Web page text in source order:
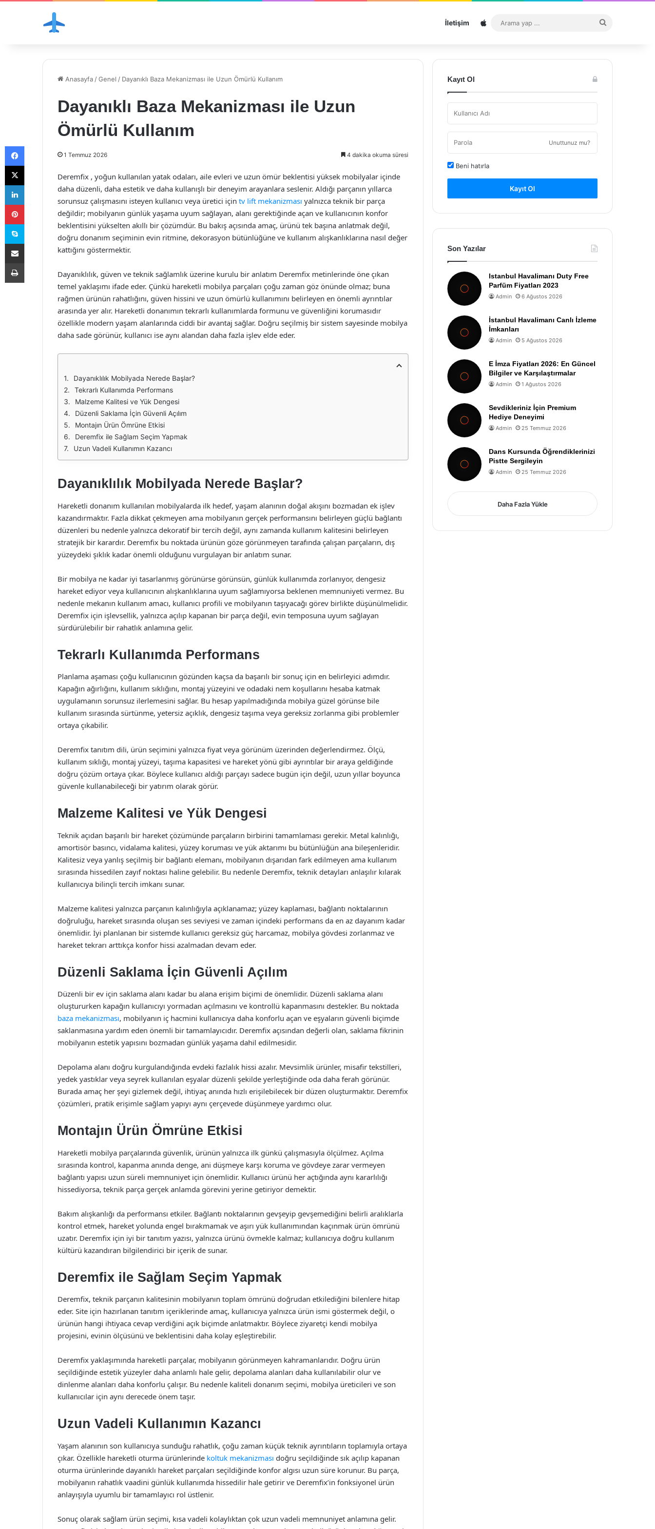
İletişim Sitemap
...
Anasayfa /Genel / Dayanıklı Baza Mekanizması ile Uzun Ömürlü Kullanım
Dayanıklı Baza Mekanizması ile Uzun
Ömürlü Kullanım
1 Temmuz 2026 4 dakika okuma süresi
Deremfix , yoğun kullanılan yatak odaları, aile evleri ve uzun ömür beklentisi yüksek mobilyalar içinde
daha düzenli, daha estetik ve daha kullanışlı bir deneyim arayanlara seslenir. Aldığı parçanın yıllarca
sorunsuz çalışmasını isteyen kullanıcı veya üretici için tv lift mekanizması yalnızca teknik bir parça
değildir; mobilyanın günlük yaşama uyum sağlayan, alanı gerektiğinde açan ve kullanıcının konfor
beklentisini yükselten akıllı bir çözümdür. Bu bakış açısında amaç, ürünü tek başına anlatmak değil,
doğru donanım seçiminin evin ritmine, dekorasyon bütünlüğüne ve kullanım alışkanlıklarına nasıl değer
kattığını göstermektir.
Dayanıklılık, güven ve teknik sağlamlık üzerine kurulu bir anlatım Deremfix metinlerinde öne çıkan
temel yaklaşımı ifade eder. Çünkü hareketli mobilya parçaları çoğu zaman göz önünde olmaz; buna
rağmen ürünün rahatlığını, güven hissini ve uzun ömürlü kullanımını belirleyen en önemli ayrıntılar
arasında yer alır. Hareketli donanımın tekrarlı kullanımlarda formunu ve güvenliğini korumasıdır
özellikle modern yaşam alanlarında ciddi bir avantaj sağlar. Doğru seçilmiş bir sistem sayesinde mobilya
daha sade görünür, kullanıcı ise aynı alandan daha fazla işlev elde eder.
Dayanıklılık Mobilyada Nerede Başlar?
Tekrarlı Kullanımda Performans
Malzeme Kalitesi ve Yük Dengesi
Düzenli Saklama İçin Güvenli Açılım
Montajın Ürün Ömrüne Etkisi
Deremfix ile Sağlam Seçim Yapmak
Uzun Vadeli Kullanımın Kazancı
Dayanıklılık Mobilyada Nerede Başlar?
Hareketli donanım kullanılan mobilyalarda ilk hedef, yaşam alanının doğal akışını bozmadan ek işlev
kazandırmaktır. Fazla dikkat çekmeyen ama mobilyanın gerçek performansını belirleyen güçlü bağlantı
düzenleri bu nedenle yalnızca dekoratif bir tercih değil, aynı zamanda kullanım kalitesini belirleyen
stratejik bir karardır. Deremfix bu noktada ürünün göze görünmeyen tarafında çalışan parçaların, dış
yüzeydeki şıklık kadar önemli olduğunu vurgulayan bir anlatım sunar.
Bir mobilya ne kadar iyi tasarlanmış görünürse görünsün, günlük kullanımda zorlanıyor, dengesiz
hareket ediyor veya kullanıcının alışkanlıklarına uyum sağlamıyorsa beklenen memnuniyeti vermez. Bu
nedenle mekanın kullanım amacı, kullanıcı profili ve mobilyanın taşıyacağı görev birlikte düşünülmelidir.
Deremfix için işlevsellik, yalnızca açılıp kapanan bir parça değil, evin temposuna uyum sağlayan
sürdürülebilir bir rahatlık anlamına gelir.
Tekrarlı Kullanımda Performans
Planlama aşaması çoğu kullanıcının gözünden kaçsa da başarılı bir sonuç için en belirleyici adımdır.
Kapağın ağırlığını, kullanım sıklığını, montaj yüzeyini ve odadaki nem koşullarını hesaba katmak
uygulamanın sorunsuz ilerlemesini sağlar. Bu hesap yapılmadığında mobilya güzel görünse bile
kullanım sırasında sürtünme, yetersiz açıklık, dengesiz taşıma veya gereksiz zorlanma gibi problemler
ortaya çıkabilir.
Deremfix tanıtım dili, ürün seçimini yalnızca fiyat veya görünüm üzerinden değerlendirmez. Ölçü,
kullanım sıklığı, montaj yüzeyi, taşıma kapasitesi ve hareket yönü gibi ayrıntılar bir araya geldiğinde
doğru çözüm ortaya çıkar. Böylece kullanıcı aldığı parçayı sadece bugün için değil, uzun yıllar boyunca
güvenle kullanabileceği bir yatırım olarak görür.
Malzeme Kalitesi ve Yük Dengesi
Teknik açıdan başarılı bir hareket çözümünde parçaların birbirini tamamlaması gerekir. Metal kalınlığı,
amortisör basıncı, vidalama kalitesi, yüzey koruması ve yük aktarımı bu bütünlüğün ana bileşenleridir.
Kalitesiz veya yanlış seçilmiş bir bağlantı elemanı, mobilyanın dışarıdan fark edilmeyen ama kullanım
sırasında hissedilen zayıf noktası haline gelebilir. Bu nedenle Deremfix, teknik detayları anlaşılır kılarak
kullanıcıya bilinçli tercih imkanı sunar.
Malzeme kalitesi yalnızca parçanın kalınlığıyla açıklanamaz; yüzey kaplaması, bağlantı noktalarının
doğruluğu, hareket sırasında oluşan ses seviyesi ve zaman içindeki performans da en az dayanım kadar
önemlidir. İyi planlanan bir sistemde kullanıcı gereksiz güç harcamaz, mobilya gövdesi zorlanmaz ve
hareket tekrarı arttıkça konfor hissi azalmadan devam eder.
Düzenli Saklama İçin Güvenli Açılım
Düzenli bir ev için saklama alanı kadar bu alana erişim biçimi de önemlidir. Düzenli saklama alanı
oluştururken kapağın kullanıcıyı yormadan açılmasını ve kontrollü kapanmasını destekler. Bu noktada
baza mekanizması, mobilyanın iç hacmini kullanıcıya daha konforlu açan ve eşyaların güvenli biçimde
saklanmasına yardım eden önemli bir tamamlayıcıdır. Deremfix açısından değerli olan, saklama fikrinin
mobilyanın estetik yapısını bozmadan günlük yaşama dahil edilmesidir.
Depolama alanı doğru kurgulandığında evdeki fazlalık hissi azalır. Mevsimlik ürünler, misafir tekstilleri,
yedek yastıklar veya seyrek kullanılan eşyalar düzenli şekilde yerleştiğinde oda daha ferah görünür.
Burada amaç her şeyi gizlemek değil, ihtiyaç anında hızlı erişilebilecek bir düzen oluşturmaktır. Deremfix
çözümleri, pratik erişimle sağlam yapıyı aynı çerçevede düşünmeye yardımcı olur.
Montajın Ürün Ömrüne Etkisi
Hareketli mobilya parçalarında güvenlik, ürünün yalnızca ilk günkü çalışmasıyla ölçülmez. Açılma
sırasında kontrol, kapanma anında denge, ani düşmeye karşı koruma ve gövdeye zarar vermeyen
bağlantı yapısı uzun süreli memnuniyet için önemlidir. Kullanıcı ürünü her açtığında aynı kararlılığı
hissediyorsa, teknik parça gerçek anlamda görevini yerine getiriyor demektir.
Bakım alışkanlığı da performansı etkiler. Bağlantı noktalarının gevşeyip gevşemediğini belirli aralıklarla
kontrol etmek, hareket yolunda engel bırakmamak ve aşırı yük kullanımından kaçınmak ürün ömrünü
uzatır. Deremfix için iyi bir tanıtım yazısı, yalnızca ürünü övmekle kalmaz; kullanıcıya doğru kullanım
kültürü kazandıran bilgilendirici bir içerik de sunar.
Deremfix ile Sağlam Seçim Yapmak
Deremfix, teknik parçanın kalitesinin mobilyanın toplam ömrünü doğrudan etkilediğini bilenlere hitap
eder. Site için hazırlanan tanıtım içeriklerinde amaç, kullanıcıya yalnızca ürün ismi göstermek değil, o
ürünün hangi ihtiyaca cevap verdiğini açık biçimde anlatmaktır. Böylece ziyaretçi kendi mobilya
projesini, evinin ölçüsünü ve beklentisini daha kolay eşleştirebilir.
Deremfix yaklaşımında hareketli parçalar, mobilyanın görünmeyen kahramanlarıdır. Doğru ürün
seçildiğinde estetik yüzeyler daha anlamlı hale gelir, depolama alanları daha kullanılabilir olur ve
dinlenme alanları daha konforlu çalışır. Bu nedenle kaliteli donanım seçimi, mobilya üreticileri ve son
kullanıcılar için aynı derecede önem taşır.
Uzun Vadeli Kullanımın Kazancı
Yaşam alanının son kullanıcıya sunduğu rahatlık, çoğu zaman küçük teknik ayrıntıların toplamıyla ortaya
çıkar. Özellikle hareketli oturma ürünlerinde koltuk mekanizması doğru seçildiğinde sık açılıp kapanan
oturma ürünlerinde dayanıklı hareket parçaları seçildiğinde konfor algısı uzun süre korunur. Bu parça,
mobilyanın rahatlık vaadini günlük kullanımda hissedilir hale getirir ve Deremfix’in fonksiyonel ürün
anlayışıyla uyumlu bir tamamlayıcı rol üstlenir.
Sonuç olarak sağlam ürün seçimi, kısa vadeli kolaylıktan çok uzun vadeli memnuniyet anlamına gelir.
Kayıt Ol
Unuttunuz mu?
Beni hatırla
Kayıt Ol
Son Yazılar
Istanbul Havalimanı Duty Free
Parfüm Fiyatları 2023
Admin 6 Ağustos 2026
İstanbul Havalimanı Canlı İzleme
İmkanları
Admin 5 Ağustos 2026
E İmza Fiyatları 2026: En Güncel
Bilgiler ve Karşılaştırmalar
Admin 1 Ağustos 2026
Sevdikleriniz İçin Premium
Hediye Deneyimi
Admin 25 Temmuz 2026
Dans Kursunda Öğrendiklerinizi
Pistte Sergileyin
Admin 25 Temmuz 2026
Daha Fazla Yükle
Facebook
X
LinkedIn
Pinterest
Skype
E-Posta ile paylaş